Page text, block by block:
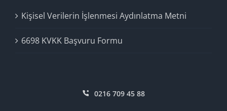
Kişisel Verilerin İşlenmesi Aydınlatma Metni
6698 KVKK Başvuru Formu
0216 709 45 88